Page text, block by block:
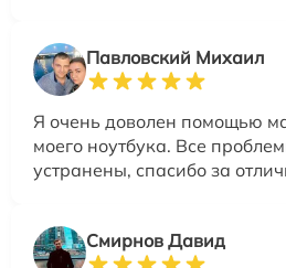
Павловский Михаил
Я очень доволен помощью
моего ноутбука. Все
устранены, спасибо за
Смирнов Давид